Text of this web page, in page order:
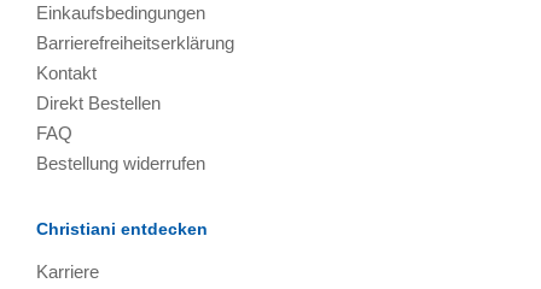
Einkaufsbedingungen
Barrierefreiheitserklärung
Kontakt
Direkt Bestellen
FAQ
Bestellung widerrufen
Christiani entdecken
Karriere